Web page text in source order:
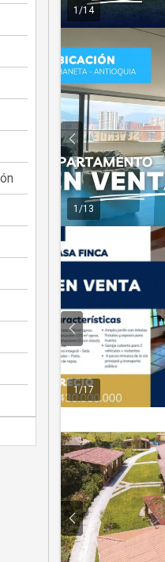
1 /14
1 /13
1/17